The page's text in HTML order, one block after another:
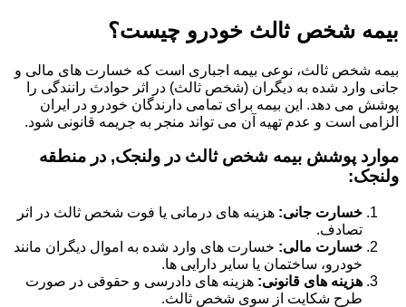
بیمه شخص ثالث خودرو چیست؟
بیمه شخص ثالث، نوعی بیمه اجباری است که خسارت های مالی و
جانی وارد شده به دیگران (شخص ثالث) در اثر حوادث رانندگی را
پوشش می دهد. این بیمه برای تمامی دارندگان خودرو در ایران
الزامی است و عدم تهیه آن می تواند منجر به جریمه قانونی شود.
موارد پوشش بیمه شخص ثالث در ولنجک, در منطقه
ولنجک:
خسارت جانی: هزینه های درمانی یا فوت شخص ثالث در اثر
تصادف.
خسارت مالی: خسارت های وارد شده به اموال دیگران مانند
خودرو، ساختمان یا سایر دارایی ها.
هزینه های قانونی: هزینه های دادرسی و حقوقی در صورت
طرح شکایت از سوی شخص ثالث.